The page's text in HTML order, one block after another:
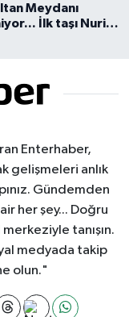
Meydanı
İlk taşı Nuri
Enterhaber,
gelişmeleri anlık
Gündemden
her şey... Doğru
tanışın.
medyada takip
olun."